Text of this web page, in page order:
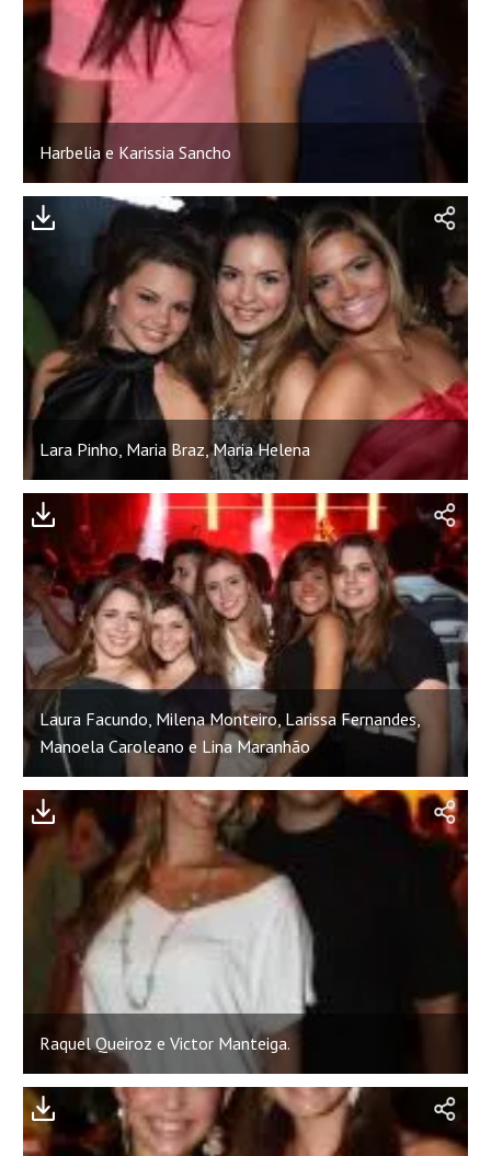
Harbelia e Karissia Sancho
Lara Pinho, Maria Braz, Maria Helena
Laura Facundo, Milena Monteiro, Larissa Fernandes,
Manoela Caroleano e Lina Maranhão
Raquel Queiroz e Victor Manteiga.